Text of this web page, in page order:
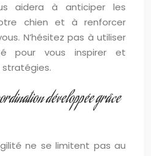
aidera à anticiper les
chien et à renforcer
N’hésitez pas à utiliser
pour vous inspirer et
stratégies.
développée grâce
ne se limitent pas au